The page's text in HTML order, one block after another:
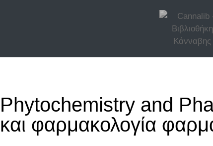
Phytochemistry and
και φαρμακολογία